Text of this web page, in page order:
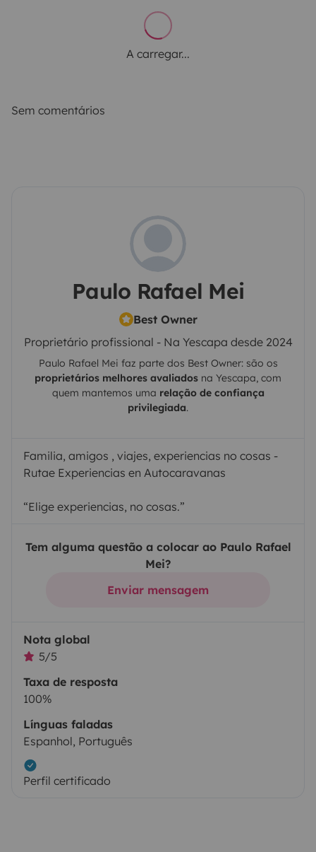
A carregar...
Sem comentários
Paulo Rafael Mei
Best Owner
Proprietário profissional - Na Yescapa desde 2024
Paulo Rafael Mei faz parte dos Best Owner: são os
proprietários melhores avaliados na Yescapa, com
quem mantemos uma relação de confiança
privilegiada.
Familia, amigos , viajes, experiencias no cosas -
Rutae Experiencias en Autocaravanas
“Elige experiencias, no cosas.”
Tem alguma questão a colocar ao Paulo Rafael
Mei?
Enviar mensagem
Nota global
5/5
Taxa de resposta
100%
Línguas faladas
Espanhol, Português
Perfil certificado